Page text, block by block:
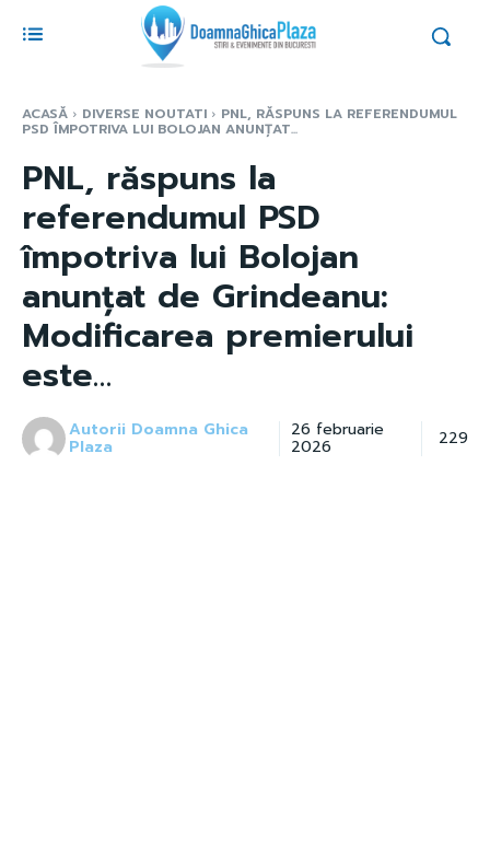
ACASĂ DIVERSE NOUTATI PNL, RĂSPUNS LA REFERENDUMUL
PSD ÎMPOTRIVA LUI BOLOJAN ANUNȚAT...
PNL, răspuns la
referendumul PSD
împotriva lui Bolojan
anunțat de Grindeanu:
Modificarea premierului
este…
Autorii Doamna Ghica
Plaza
26 februarie
2026 229